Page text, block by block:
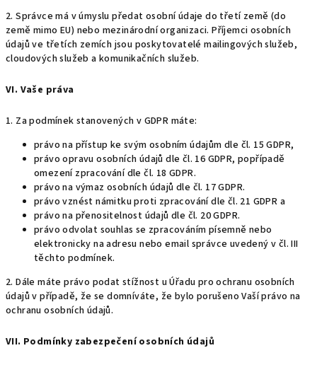
2. Správce má v úmyslu předat osobní údaje do třetí země (do
země mimo EU) nebo mezinárodní organizaci. Příjemci osobních
údajů ve třetích zemích jsou poskytovatelé mailingových služeb,
cloudových služeb a komunikačních služeb.
VI. Vaše práva
1. Za podmínek stanovených v GDPR máte:
právo na přístup ke svým osobním údajům dle čl. 15 GDPR,
právo opravu osobních údajů dle čl. 16 GDPR, popřípadě
omezení zpracování dle čl. 18 GDPR.
právo na výmaz osobních údajů dle čl. 17 GDPR.
právo vznést námitku proti zpracování dle čl. 21 GDPR a
právo na přenositelnost údajů dle čl. 20 GDPR.
právo odvolat souhlas se zpracováním písemně nebo
elektronicky na adresu nebo email správce uvedený v čl. III
těchto podmínek.
2. Dále máte právo podat stížnost u Úřadu pro ochranu osobních
údajů v případě, že se domníváte, že bylo porušeno Vaší právo na
ochranu osobních údajů.
VII. Podmínky zabezpečení osobních údajů